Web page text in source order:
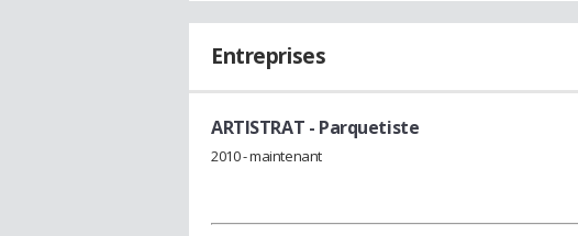
Entreprises
ARTISTRAT - Parquetiste
2010 - maintenant